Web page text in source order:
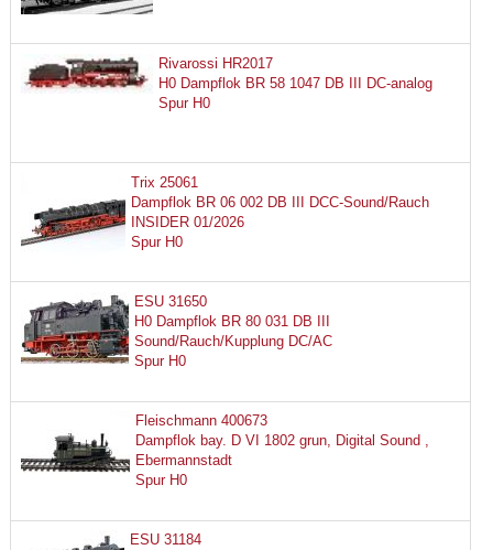
Rivarossi HR2017
H0 Dampflok BR 58 1047 DB III DC-analog
Spur H0
Trix 25061
Dampflok BR 06 002 DB III DCC-Sound/Rauch
INSIDER 01/2026
Spur H0
ESU 31650
H0 Dampflok BR 80 031 DB III
Sound/Rauch/Kupplung DC/AC
Spur H0
Fleischmann 400673
Dampflok bay. D VI 1802 grun, Digital Sound ,
Ebermannstadt
Spur H0
ESU 31184